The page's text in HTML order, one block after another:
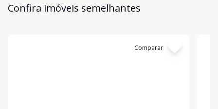
Confira imóveis semelhantes
Comparar